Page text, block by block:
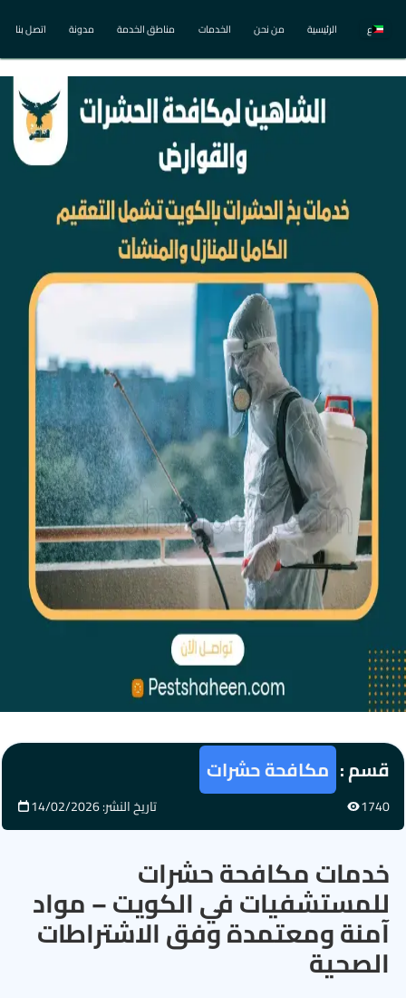
ع الرئيسية من نحن الخدمات مناطق الخدمة مدونة اتصل بنا
قسم : مكافحة حشرات
1740 تاريخ النشر: 14/02/2026
خدمات مكافحة حشرات
للمستشفيات في الكويت – مواد
آمنة ومعتمدة وفق الاشتراطات
الصحية